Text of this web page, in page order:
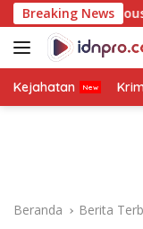
Langsung
ke
konten
Breaking News
House Customer
Kejahatan
Beranda Berita